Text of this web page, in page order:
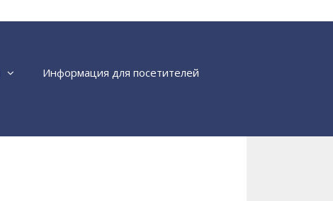
Информация для посетителей
Найти